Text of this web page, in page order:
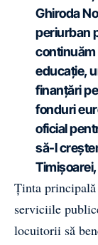
Ghiroda
periurban
continuăm
educație,
finanțări
fonduri
oficial
să-l
Ținta
serviciile
locuitorii să